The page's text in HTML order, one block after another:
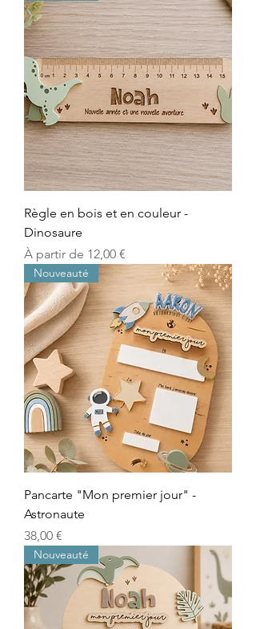
Règle en bois et en couleur -
Dinosaure
À partir de 12,00 €
Prix promotionnel
Nouveauté
Pancarte "Mon premier jour" -
Astronaute
Prix
38,00 €
Nouveauté